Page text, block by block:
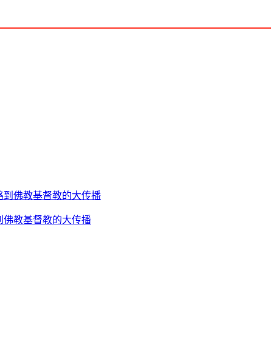
佛教基督教的大传播